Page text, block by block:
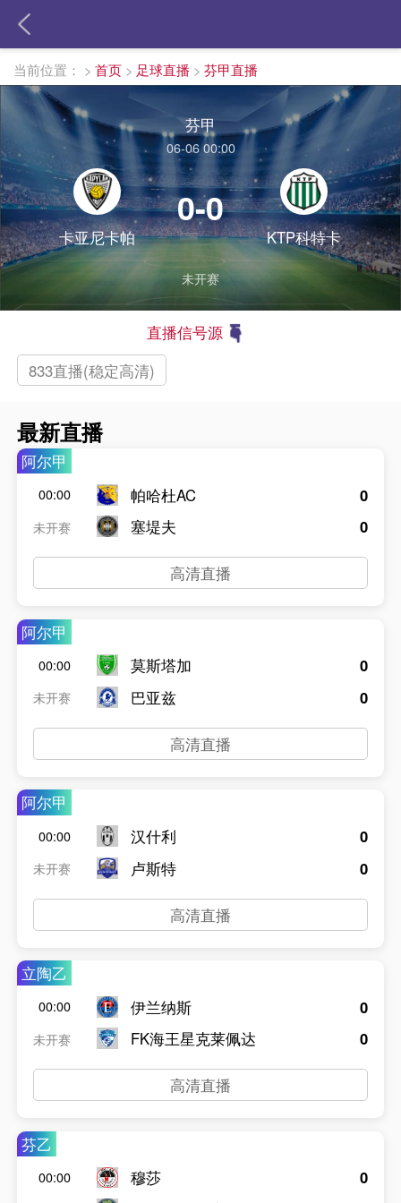
当前位置： > 首页 > 足球直播 > 芬甲直播
芬甲
06-06 00:00
卡亚尼卡帕
0-0
KTP科特卡
未开赛
直播信号源
833直播(稳定高清)
最新直播
阿尔甲
00:00
未开赛
帕哈杜AC
塞堤夫
0
0
高清直播
阿尔甲
00:00
未开赛
莫斯塔加
巴亚兹
0
0
高清直播
阿尔甲
00:00
未开赛
汉什利
卢斯特
0
0
高清直播
立陶乙
00:00
未开赛
伊兰纳斯
FK海王星克莱佩达
0
0
高清直播
芬乙
00:00
穆莎
0